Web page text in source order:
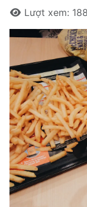
Lượt xem: